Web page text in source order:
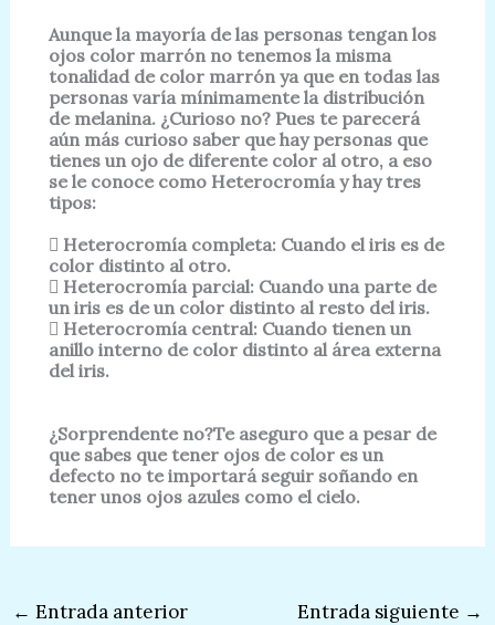
Aunque la mayoría de las personas tengan los
ojos color marrón no tenemos la misma
tonalidad de color marrón ya que en todas las
personas varía mínimamente la distribución
de melanina. ¿Curioso no? Pues te parecerá
aún más curioso saber que hay personas que
tienes un ojo de diferente color al otro, a eso
se le conoce como Heterocromía y hay tres
tipos:
 Heterocromía completa: Cuando el iris es de
color distinto al otro.
 Heterocromía parcial: Cuando una parte de
un iris es de un color distinto al resto del iris.
 Heterocromía central: Cuando tienen un
anillo interno de color distinto al área externa
del iris.
¿Sorprendente no?Te aseguro que a pesar de
que sabes que tener ojos de color es un
defecto no te importará seguir soñando en
tener unos ojos azules como el cielo.
← Entrada anterior Entrada siguiente →